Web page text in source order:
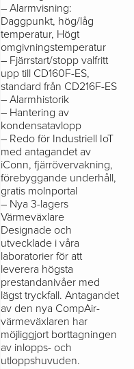
– Alarmvisning:
Daggpunkt, hög/låg
temperatur, Högt
omgivningstemperatur
– Fjärrstart/stopp valfritt
upp till CD160F-ES,
standard från CD216F-ES
– Alarmhistorik
– Hantering av
kondensatavlopp
– Redo för Industriell IoT
med antagandet av
iConn, fjärrövervakning,
förebyggande underhåll,
gratis molnportal
– Nya 3-lagers
Värmeväxlare
Designade och
utvecklade i våra
laboratorier för att
leverera högsta
prestandanivåer med
lägst tryckfall. Antagandet
av den nya CompAir-
värmeväxlaren har
möjliggjort borttagningen
av inlopps- och
utloppshuvuden.